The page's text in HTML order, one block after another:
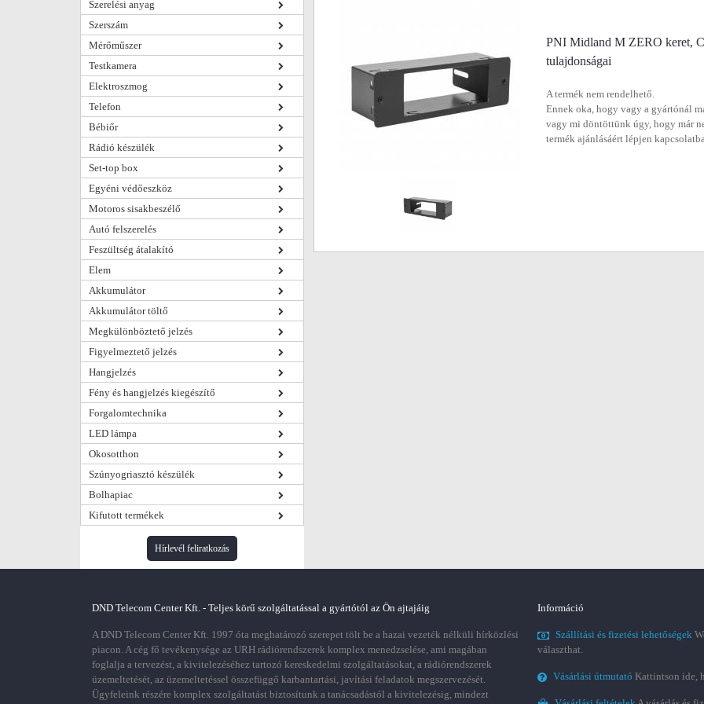
Szerelési anyag
Szerszám
Mérőműszer
Testkamera
Elektroszmog
Telefon
Bébiőr
Rádió készülék
Set-top box
Egyéni védőeszköz
Motoros sisakbeszélő
Autó felszerelés
Feszültség átalakító
Elem
Akkumulátor
Akkumulátor töltő
Megkülönböztető jelzés
Figyelmeztető jelzés
Hangjelzés
Fény és hangjelzés kiegészítő
Forgalomtechnika
LED lámpa
Okosotthon
Szúnyogriasztó készülék
Bolhapiac
Kifutott termékek
Hírlevél feliratkozás
PNI Midland M ZERO keret,
tulajdonságai
A termék nem rendelhető.
Ennek oka, hogy vagy a gyártónál
vagy mi döntöttünk úgy, hogy már
termék ajánlásáért lépjen
DND Telecom Center Kft. - Teljes körű szolgáltatással a gyártótól az Ön ajtajáig
A DND Telecom Center Kft. 1997 óta meghatározó szerepet tölt be a hazai vezeték nélküli hírközlési
piacon. A cég fő tevékenysége az URH rádiórendszerek komplex menedzselése, ami magában
foglalja a tervezést, a kivitelezéséhez tartozó kereskedelmi szolgáltatásokat, a rádiórendszerek
üzemeltetését, az üzemeltetéssel összefüggő karbantartási, javítási feladatok megszervezését.
Ügyfeleink részére komplex szolgáltatást biztosítunk a tanácsadástól a kivitelezésig, mindezt
Információ
Szállítási és fizetési lehetőségek
választhat.
Vásárlási útmutató Kattintson ide,